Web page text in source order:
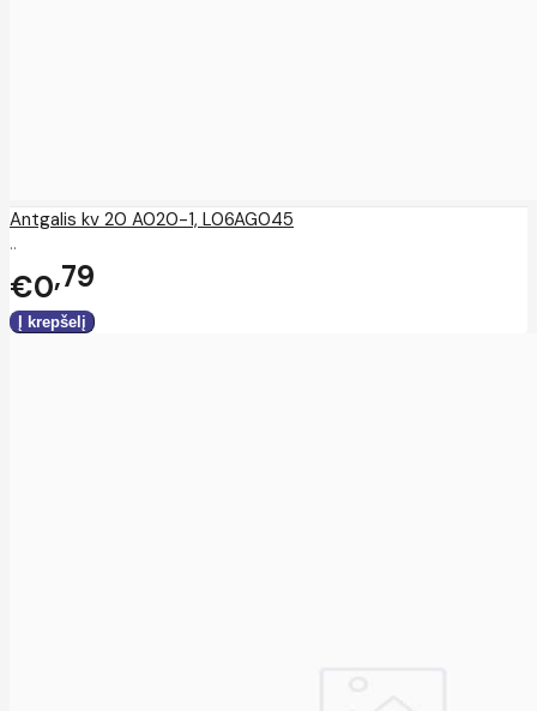
Antgalis kv 20 A020-1, L06AG045
..
€0 79